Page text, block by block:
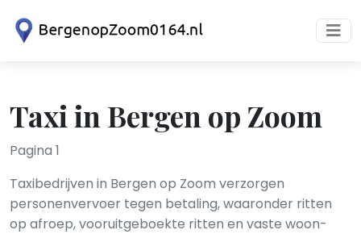
Taxi in Bergen op Zoom
Pagina 1
Taxibedrijven in Bergen op Zoom verzorgen
personenvervoer tegen betaling, waaronder ritten
op afroep, vooruitgeboekte ritten en vaste woon-